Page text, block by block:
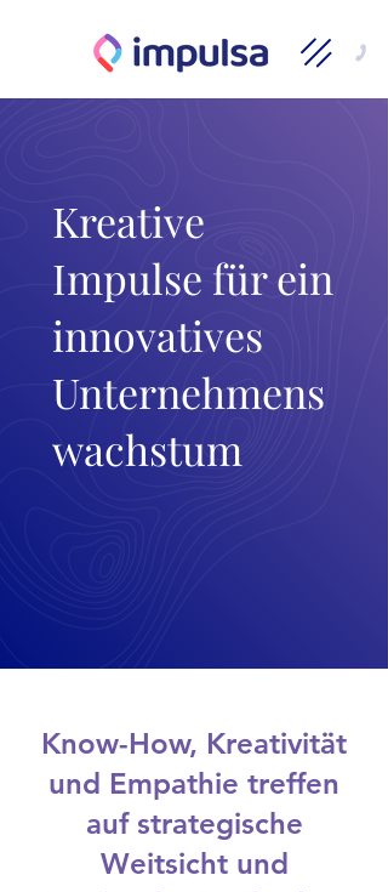
Kreative
Impulse für ein
innovatives
Unternehmens
wachstum
Know-How, Kreativität
und Empathie treffen
auf strategische
Weitsicht und